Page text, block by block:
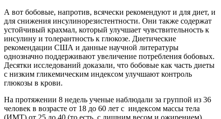
А вот бобовые, напротив, всячески рекомендуют и для диет, и
для снижения инсулинорезистентности. Они также содержат
устойчивый крахмал, который улучшает чувствительность к
инсулину и толерантность к глюкозе. Диетические
рекомендации США и данные научной литературы
однозначно поддерживают увеличение потребления бобовых.
Десятки исследований доказали, что бобовые как часть диеты
с низким гликемическим индексом улучшают контроль
глюкозы в крови.
На протяжении 8 недель ученые наблюдали за группой из 36
человек в возрасте от 18 до 60 лет с индексом массы тела
(ИМТ) от 25 до 40 (то есть, с лишним весом и ожирением),